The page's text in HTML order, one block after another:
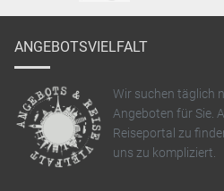
ANGEBOTSVIELFALT
Wir suchen täglich
Angeboten für Sie.
Reiseportal zu
uns zu kompliziert.